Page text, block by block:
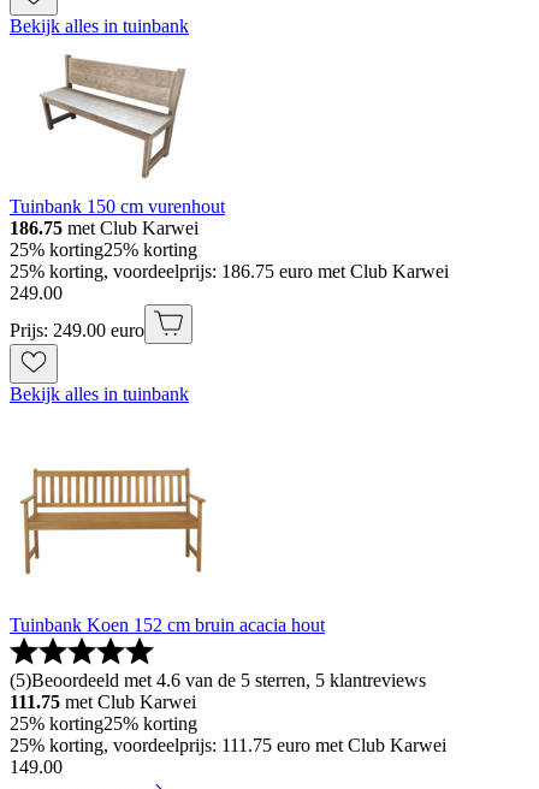
Bekijk alles in tuinbank
Tuinbank 150 cm vurenhout
186.75 met Club Karwei
25% korting25% korting
25% korting, voordeelprijs: 186.75 euro met Club Karwei
249.00
Prijs: 249.00 euro
Bekijk alles in tuinbank
Tuinbank Koen 152 cm bruin acacia hout
(5)Beoordeeld met 4.6 van de 5 sterren, 5 klantreviews
111.75 met Club Karwei
25% korting25% korting
25% korting, voordeelprijs: 111.75 euro met Club Karwei
149.00